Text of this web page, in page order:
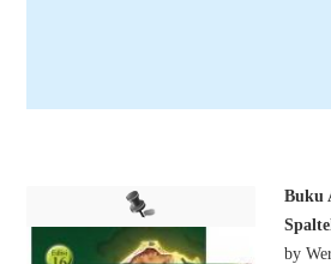
Buku
by